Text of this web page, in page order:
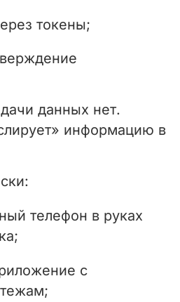
токены;
данных нет.
информацию в
телефон в руках
с